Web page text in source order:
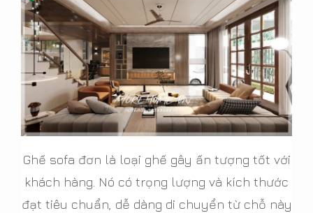
Ghế sofa đơn là loại ghế gây ấn tượng tốt với
khách hàng. Nó có trọng lượng và kích thước
đạt tiêu chuẩn, dễ dàng di chuyển từ chỗ này